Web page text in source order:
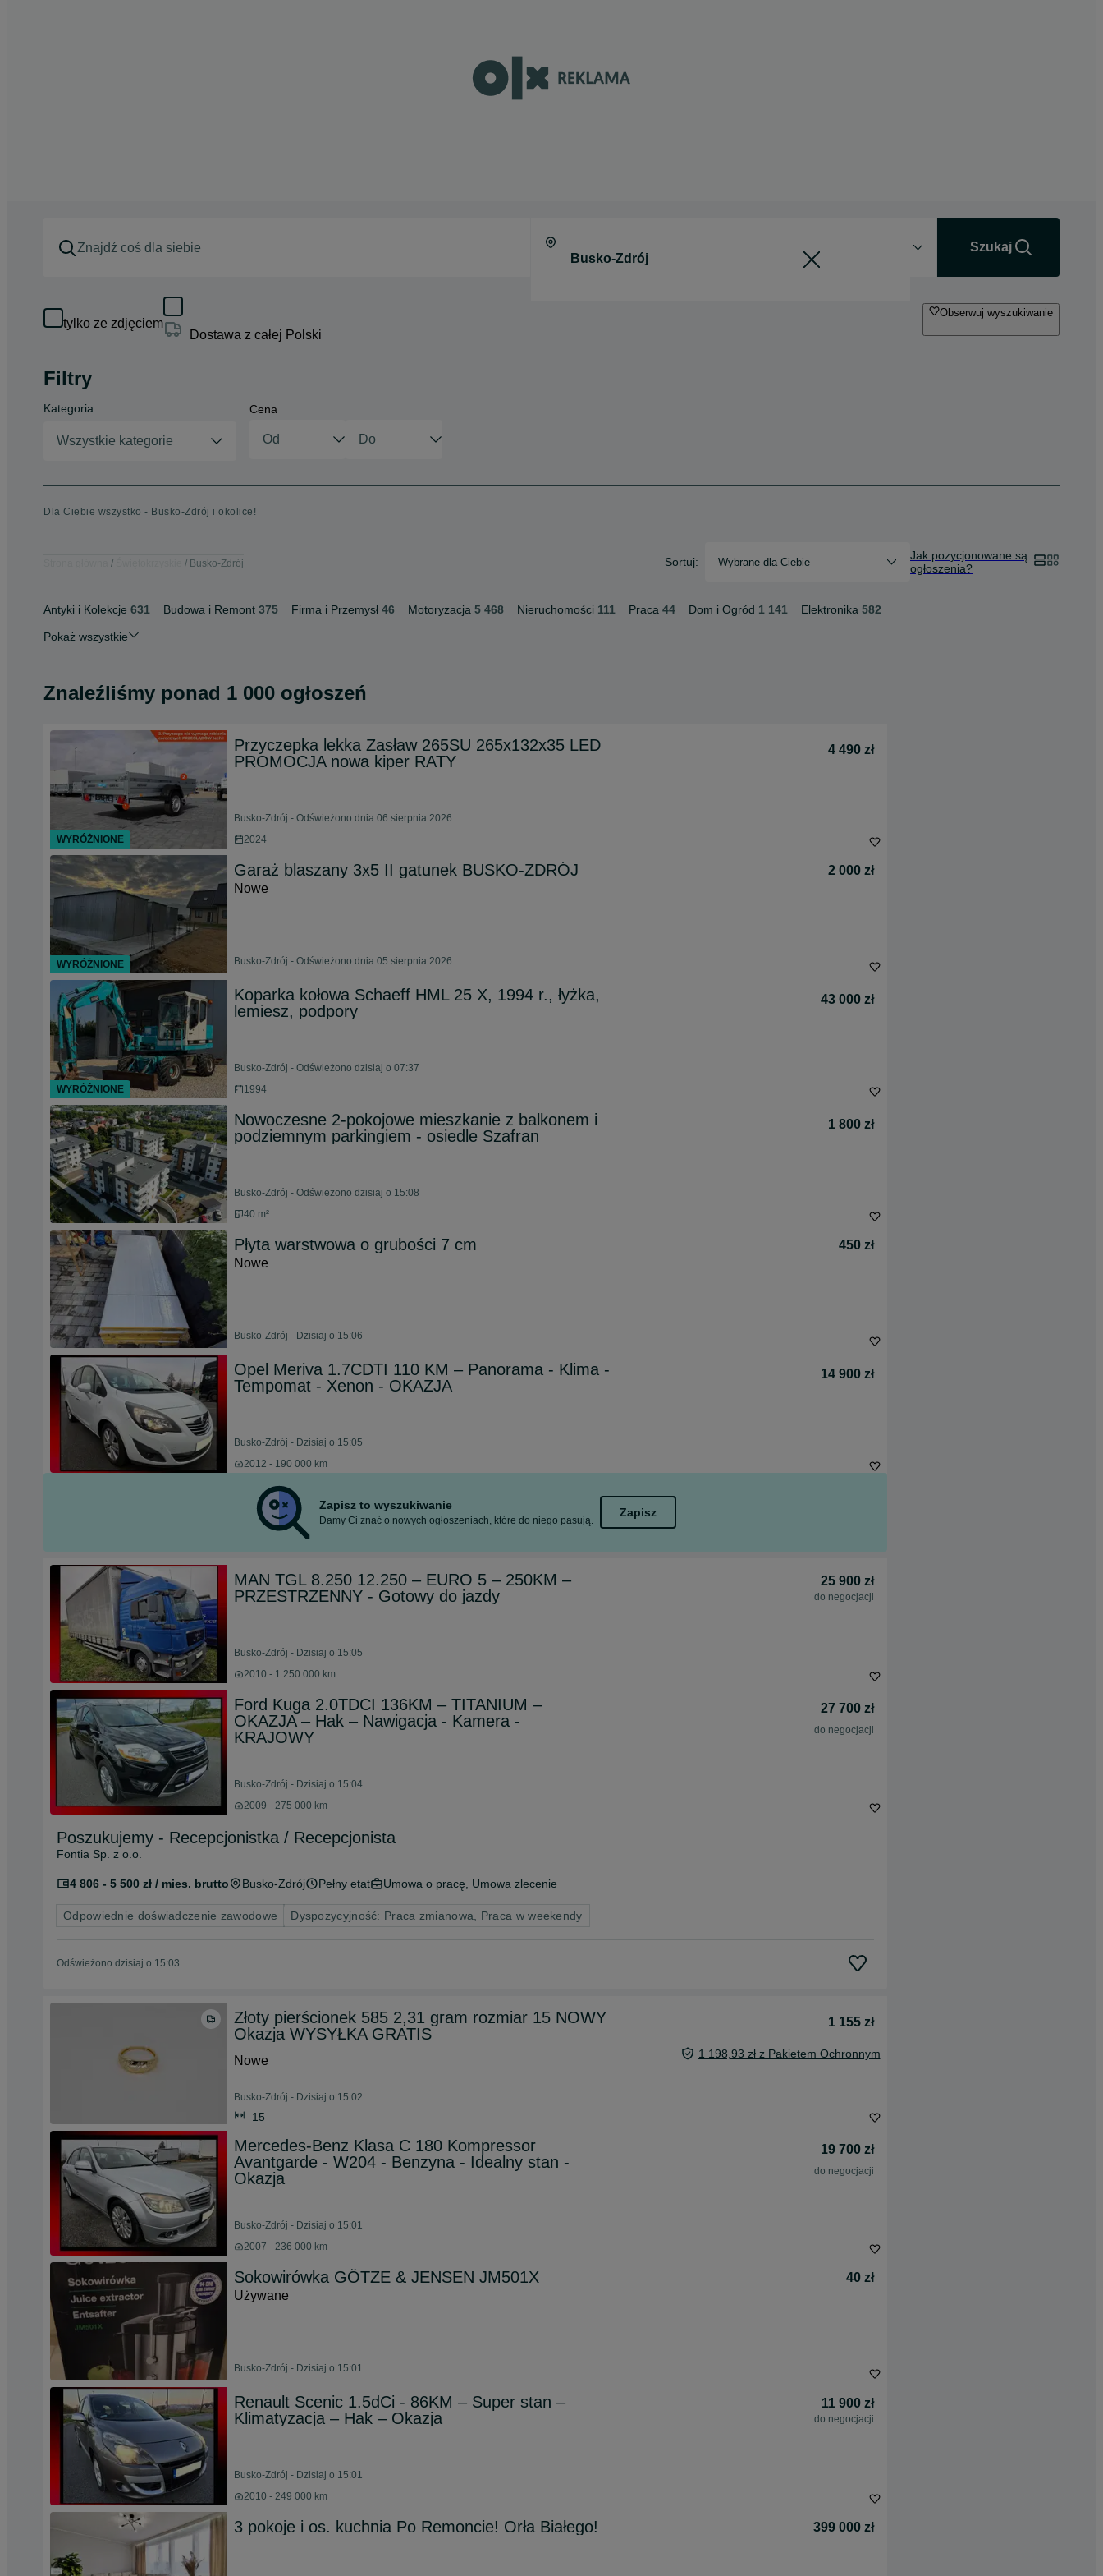
Szukaj
tylko ze zdjęciem
Dostawa z całej Polski
Obserwuj wyszukiwanie
Filtry
Kategoria
Wszystkie kategorie
Cena
Dla Ciebie wszystko - Busko-Zdrój i okolice!
Busko-Zdrój Sortuj: Wybrane dla Ciebie
Jak pozycjonowane są
ogłoszenia?
Antyki i Kolekcje 631 Budowa i Remont 375 Firma i Przemysł 46 Motoryzacja 5 468 Nieruchomości 111 Praca 44 Dom i Ogród 1 141 Elektronika 582
Pokaż wszystkie
Znaleźliśmy ponad 1 000 ogłoszeń
Przyczepka lekka Zasław 265SU 265x132x35 LED
PROMOCJA nowa kiper RATY
4 490 zł
Busko-Zdrój - Odświeżono dnia 06 sierpnia 2026
2024
Garaż blaszany 3x5 II gatunek BUSKO-ZDRÓJ
2 000 zł
Nowe
Busko-Zdrój - Odświeżono dnia 05 sierpnia 2026
Koparka kołowa Schaeff HML 25 X, 1994 r., łyżka,
lemiesz, podpory
43 000 zł
Busko-Zdrój - Odświeżono dzisiaj o 07:37
1994
Nowoczesne 2-pokojowe mieszkanie z balkonem i
podziemnym parkingiem - osiedle Szafran
1 800 zł
Busko-Zdrój - Odświeżono dzisiaj o 15:08
40 m²
Płyta warstwowa o grubości 7 cm
450 zł
Nowe
Busko-Zdrój - Dzisiaj o 15:06
Opel Meriva 1.7CDTI 110 KM – Panorama - Klima -
Tempomat - Xenon - OKAZJA
14 900 zł
Busko-Zdrój - Dzisiaj o 15:05
2012 - 190 000 km
Zapisz to wyszukiwanie
Damy Ci znać o nowych ogłoszeniach, które do niego pasują.
Zapisz
MAN TGL 8.250 12.250 – EURO 5 – 250KM –
PRZESTRZENNY - Gotowy do jazdy
25 900 zł
do negocjacji
Busko-Zdrój - Dzisiaj o 15:05
2010 - 1 250 000 km
Ford Kuga 2.0TDCI 136KM – TITANIUM –
OKAZJA – Hak – Nawigacja - Kamera -
KRAJOWY
27 700 zł
do negocjacji
Busko-Zdrój - Dzisiaj o 15:04
2009 - 275 000 km
Poszukujemy - Recepcjonistka / Recepcjonista
Fontia Sp. z o.o.
4 806 - 5 500 zł / mies. brutto Busko-Zdrój Pełny etat Umowa o pracę, Umowa zlecenie
Odpowiednie doświadczenie zawodowe Dyspozycyjność: Praca zmianowa, Praca w weekendy
Odświeżono dzisiaj o 15:03
Złoty pierścionek 585 2,31 gram rozmiar 15 NOWY
Okazja WYSYŁKA GRATIS
1 155 zł
Nowe 1 198,93 zł z Pakietem Ochronnym
Busko-Zdrój - Dzisiaj o 15:02
15
Mercedes-Benz Klasa C 180 Kompressor
Avantgarde - W204 - Benzyna - Idealny stan -
Okazja
19 700 zł
do negocjacji
Busko-Zdrój - Dzisiaj o 15:01
2007 - 236 000 km
Sokowirówka GÖTZE & JENSEN JM501X
40 zł
Używane
Busko-Zdrój - Dzisiaj o 15:01
Renault Scenic 1.5dCi - 86KM – Super stan –
Klimatyzacja – Hak – Okazja
11 900 zł
do negocjacji
Busko-Zdrój - Dzisiaj o 15:01
2010 - 249 000 km
3 pokoje i os. kuchnia Po Remoncie! Orła Białego! 399 000 zł
WYRÓŻNIONE
WYRÓŻNIONE
WYRÓŻNIONE